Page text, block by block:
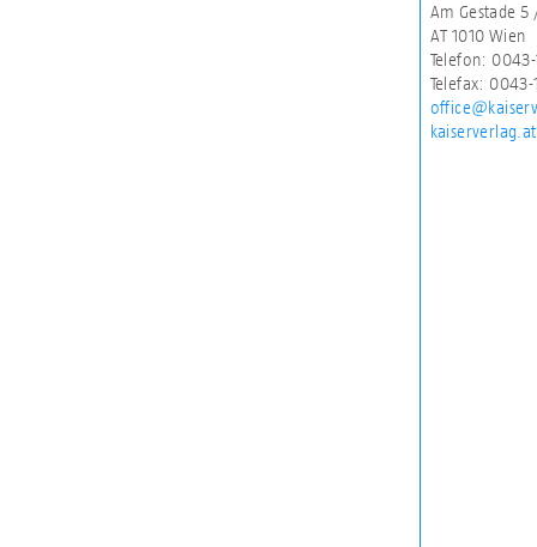
Am Gestade 5
AT 1010 Wien
Telefon:
Telefax:
kaiserverlag.at